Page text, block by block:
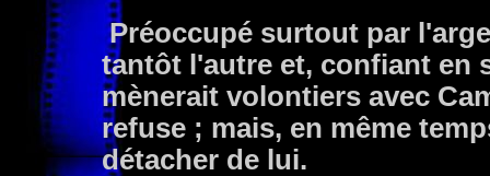
Préoccupé surtout par
tantôt l'autre et, confiant en
mènerait volontiers avec
refuse ; mais, en même
détacher de lui.